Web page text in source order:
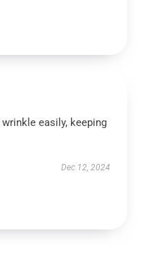
easily, keeping
Dec 12, 2024